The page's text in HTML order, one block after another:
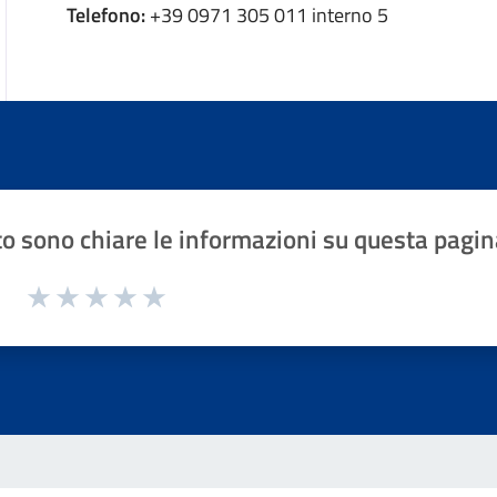
Telefono:+39 0971 305 011 interno 5
sono chiare le informazioni su questa
1 a 5 stelle la pagina